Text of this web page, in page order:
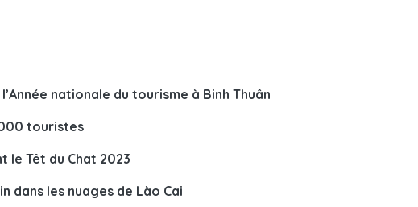
nationale du tourisme à Binh Thuân
touristes
le Têt du Chat 2023
dans les nuages de Lào Cai